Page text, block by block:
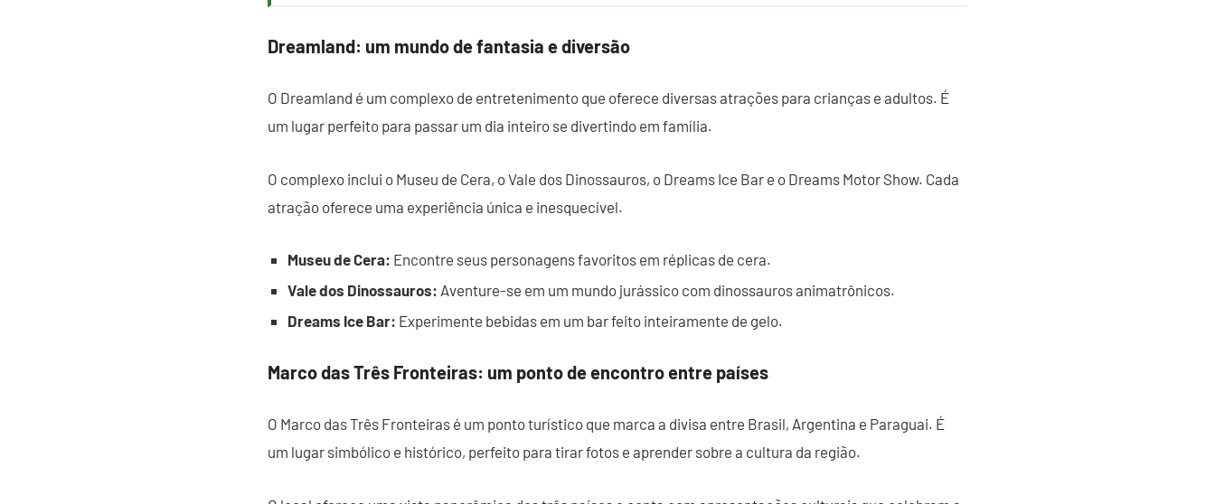
Dreamland: um mundo de fantasia e diversão
O Dreamland é um complexo de entretenimento que oferece diversas atrações para crianças e adultos. É
um lugar perfeito para passar um dia inteiro se divertindo em família.
O complexo inclui o Museu de Cera, o Vale dos Dinossauros, o Dreams Ice Bar e o Dreams Motor Show. Cada
atração oferece uma experiência única e inesquecível.
Museu de Cera: Encontre seus personagens favoritos em réplicas de cera.
Vale dos Dinossauros: Aventure-se em um mundo jurássico com dinossauros animatrônicos.
Dreams Ice Bar: Experimente bebidas em um bar feito inteiramente de gelo.
Marco das Três Fronteiras: um ponto de encontro entre países
O Marco das Três Fronteiras é um ponto turístico que marca a divisa entre Brasil, Argentina e Paraguai. É
um lugar simbólico e histórico, perfeito para tirar fotos e aprender sobre a cultura da região.